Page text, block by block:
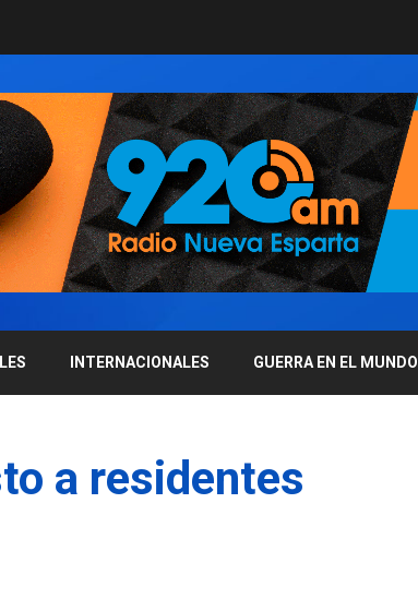
INTERNACIONALES GUERRA EN EL MUNDO
a residentes